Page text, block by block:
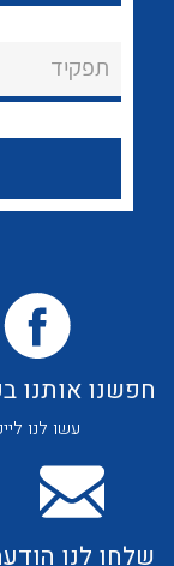
לכל מוצרי
לכל מוצרי היצרן
תפקיד
חפשנו אותנו
עשו לנו
שלחו לנו